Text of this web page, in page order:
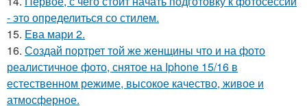
- это определиться со стилем.
15. Ева мари 2.
16. Создай портрет той же женщины что и на фото
реалистичное фото, снятое на Iphone 15/16 в
естественном режиме, высокое качество, живое и
атмосферное.